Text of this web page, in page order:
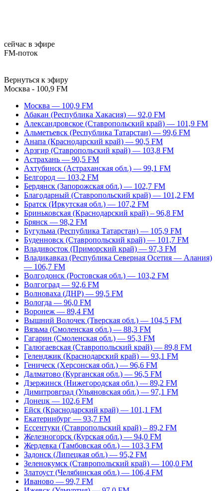
сейчас в эфире
FM-поток
Вернуться к эфиру
Москва - 100,9 FM
Москва — 100,9 FM
Абакан (Республика Хакасия) — 92,0 FM
Александровское (Ставропольский край) — 101,9 FM
Альметьевск (Республика Татарстан) — 99,6 FM
Анапа (Краснодарский край) — 90,5 FM
Арзгир (Ставропольский край) — 103,8 FM
Астрахань — 90,5 FM
Ахтубинск (Астраханская обл.) — 99,1 FM
Белгород — 103,2 FM
Бердянск (Запорожская обл.) — 102,7 FM
Благодарный (Ставропольский край) — 101,2 FM
Братск (Иркутская обл.) — 107,2 FM
Бриньковская (Краснодарский край) – 96,8 FM
Брянск — 98,2 FM
Бугульма (Республика Татарстан) — 105,9 FM
Буденновск (Ставропольский край) — 101,7 FM
Владивосток (Приморский край) — 97,3 FM
Владикавказ (Республика Северная Осетия — Алания)
— 106,7 FM
Волгодонск (Ростовская обл.) — 103,2 FM
Волгоград — 92,6 FM
Волноваха (ДНР) — 99,5 FM
Вологда — 96,0 FM
Воронеж — 89,4 FM
Вышний Волочек (Тверская обл.) — 104,5 FM
Вязьма (Смоленская обл.) — 88,3 FM
Гагарин (Смоленская обл.) — 95,3 FM
Галюгаевская (Ставропольский край) — 89,8 FM
Геленджик (Краснодарский край) — 93,1 FM
Геническ (Херсонская обл.) — 96,6 FM
Далматово (Курганская обл.) — 96,5 FM
Дзержинск (Нижегородская обл.) — 89,2 FM
Димитровград (Ульяновская обл.) — 97,1 FM
Донецк — 102,6 FM
Ейск (Краснодарский край) — 101,1 FM
Екатеринбург — 93,7 FM
Ессентуки (Ставропольский край) – 89,2 FM
Железногорск (Курская обл.) — 94,0 FM
Жердевка (Тамбовская обл.) — 103,3 FM
Задонск (Липецкая обл.) — 95,2 FM
Зеленокумск (Ставропольский край) — 100,0 FM
Златоуст (Челябинская обл.) — 106,4 FM
Иваново — 99,7 FM